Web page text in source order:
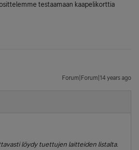
testaamaan kaapelikorttia
Forum|Forum|14 years ago
löydy tuettujen laitteiden listalta.